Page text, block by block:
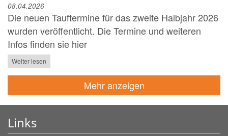
08.04.2026
Die neuen Tauftermine für das zweite Halbjahr 2026
wurden veröffentlicht. Die Termine und weiteren
Infos finden sie hier
Weiter lesen
Mehr anzeigen
Links